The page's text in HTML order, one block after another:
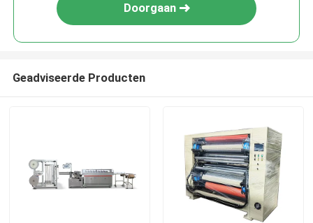
Doorgaan
Geadviseerde Producten